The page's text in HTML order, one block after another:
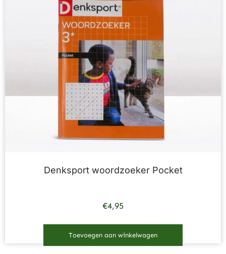
Denksport woordzoeker Pocket
€4,95
Toevoegen aan winkelwagen